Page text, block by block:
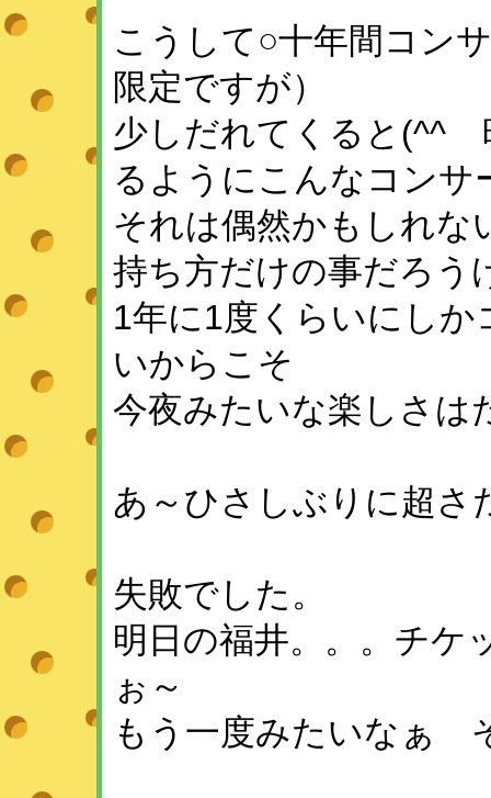
こうして○十年間コン
限定ですが）
少しだれてくると(^^
るようにこんなコンサ
それは偶然かもしれな
持ち方だけの事だろう
1年に1度くらいにし
いからこそ
今夜みたいな楽しさは
あ～ひさしぶりに超さ
失敗でした。
明日の福井。。。チケ
ぉ～
もう一度みたいなぁ